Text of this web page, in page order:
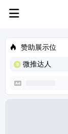
赞助展示位
微推达人